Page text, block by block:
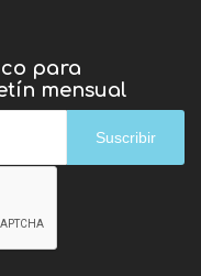
para
mensual
Suscribir